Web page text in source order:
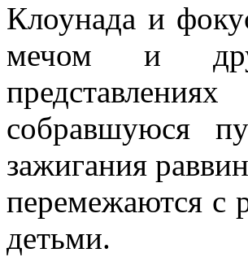
Клоунада и
мечом и
собравшуюся
зажигания
перемежаются с
детьми.